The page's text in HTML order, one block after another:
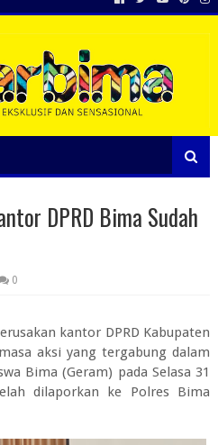
DPRD Bima Sudah
0
kantor DPRD Kabupaten
aksi yang tergabung dalam
Bima (Geram) pada Selasa 31
dilaporkan ke Polres Bima